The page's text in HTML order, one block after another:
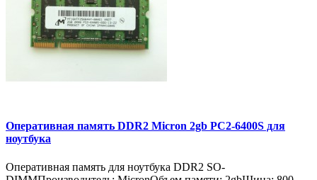
Оперативная память DDR2 Micron 2gb PC2-6400S для
ноутбука
Оперативная память для ноутбука DDR2 SO-